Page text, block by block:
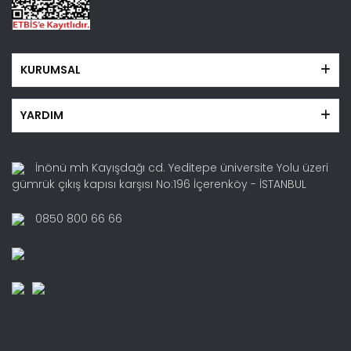
KURUMSAL
YARDIM
İnönü mh Kayışdağı cd. Yeditepe üniversite Yolu üzeri
gümrük çıkış kapısı karşısı No:196 İçerenköy - İSTANBUL
0850 800 66 66